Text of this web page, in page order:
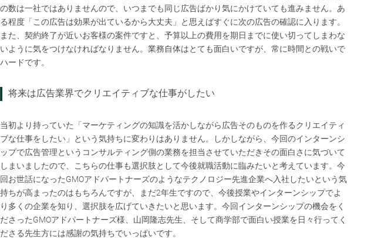
の数は一社ではありませんので、いつまでも同じ広告ばかり気にかけていても進みません。あ
る程度「この広告は効果が出ているから大丈夫」と思えばすぐに次の広告の確認に入ります。
また、契約終了が近いお客様の案件ですと、予算以上の費用を期日までに使い切ってしまわな
いように気をつけなければなりません。業務自体はとても面白いですが、常に時間との戦いで
ハードです。
将来は広告業界でクリエイティブな仕事がしたい
当初より持っていた「マーケティングの知識を活かしながら広告そのものを作るクリエイティ
ブな仕事をしたい」という気持ちに変わりはありません。しかしながら、今回のインターンシ
ップで広告管理というコンサルティング側の業務を担当させていただきその面白さに気づいて
しまいましたので、こちらの仕事も選択肢として今後就職活動に臨みたいと考えています。今
回お世話になったGMOアドパートナーズのようなテクノロジー先進企業へ入社したいという気
持ちが高まったのはもちろんですが、まだ2年生ですので、今後授業やインターンシップでよ
り多くの企業を知り、選択肢を広げていきたいと思います。今回インターンシップの機会をく
ださったGMOアドパートナーズ様、山岡隆志先生、そして商学部で面白い授業を日々行ってく
ださる先生方には感謝の気持ちでいっぱいです。